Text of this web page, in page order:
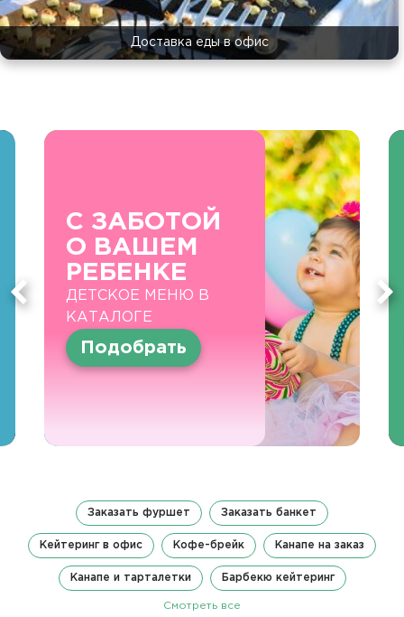
Доставка еды в офис
С ЗАБОТОЙ
О ВАШЕМ
РЕБЕНКЕ
ДЕТСКОЕ МЕНЮ В
КАТАЛОГЕ
Подобрать
Заказать фуршет Заказать банкет
Кейтеринг в офис Кофе-брейк Канапе на заказ
Канапе и тарталетки Барбекю кейтеринг
Смотреть все